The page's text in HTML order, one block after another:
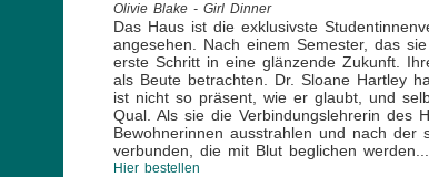
Olivie Blake - Girl Dinner
Das Haus ist die exklusivste
angesehen. Nach einem Semester, das
erste Schritt in eine glänzende Zukunft.
als Beute betrachten. Dr. Sloane Hartley
ist nicht so präsent, wie er glaubt, und
Qual. Als sie die Verbindungslehrerin des
Bewohnerinnen ausstrahlen und nach
verbunden, die mit Blut beglichen werden...
Hier bestellen